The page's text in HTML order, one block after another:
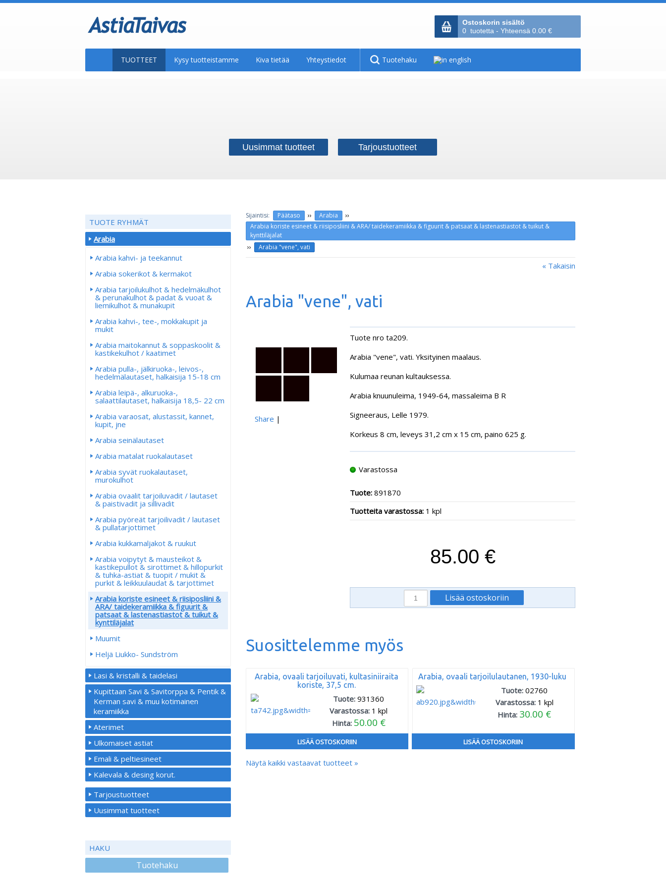
Ostoskorin sisältö
0 tuotetta - Yhteensä 0.00 €
TUOTTEET Kysy tuotteistamme Kiva tietää Yhteystiedot Tuotehaku
Uusimmat tuotteet Tarjoustuotteet
Päätaso ›› Arabia ››
Arabia koriste esineet & riisiposliini & ARA/ taidekeramiikka & figuurit & patsaat & lastenastiastot & tuikut &
kynttiläjalat
›› Arabia "vene", vati
« Takaisin
Arabia "vene", vati
Share |
Tuote nro ta209.
Arabia "vene", vati. Yksityinen maalaus.
Kulumaa reunan kultauksessa.
Arabia knuunuleima, 1949-64, massaleima B R
Signeeraus, Lelle 1979.
Korkeus 8 cm, leveys 31,2 cm x 15 cm, paino 625 g.
Varastossa
Tuote: 891870
Tuotteita varastossa: 1 kpl
85.00 €
Suosittelemme myös
Arabia, ovaali tarjoiluvati, kultasiniiraita
koriste, 37,5 cm.
Tuote:931360
Varastossa: 1 kpl
Hinta: 50.00 €
LISÄÄ OSTOSKORIIN
Arabia, ovaali tarjoilulautanen, 1930-luku
Tuote:02760
Varastossa: 1 kpl
Hinta: 30.00 €
LISÄÄ OSTOSKORIIN
Näytä kaikki vastaavat tuotteet »
TUOTE RYHMÄT
Arabia
Arabia kahvi- ja teekannut
Arabia sokerikot & kermakot
Arabia tarjoilukulhot & hedelmäkulhot
& perunakulhot & padat & vuoat &
liemikulhot & munakupit
Arabia kahvi-, tee-, mokkakupit ja
mukit
Arabia maitokannut & soppaskoolit &
kastikekulhot / kaatimet
Arabia pulla-, jälkiruoka-, leivos-,
hedelmälautaset, halkaisija 15-18 cm
Arabia leipä-, alkuruoka-,
salaattilautaset, halkaisija 18,5- 22 cm
Arabia varaosat, alustassit, kannet,
kupit, jne
Arabia seinälautaset
Arabia matalat ruokalautaset
Arabia syvät ruokalautaset,
murokulhot
Arabia ovaalit tarjoiluvadit / lautaset
& paistivadit ja sillivadit
Arabia pyöreät tarjoilivadit / lautaset
& pullatarjottimet
Arabia kukkamaljakot & ruukut
Arabia voipytyt & mausteikot &
kastikepullot & sirottimet & hillopurkit
& tuhka-astiat & tuopit / mukit &
purkit & leikkuulaudat & tarjottimet
Arabia koriste esineet & riisiposliini &
ARA/ taidekeramiikka & figuurit &
patsaat & lastenastiastot & tuikut &
kynttiläjalat
Muumit
Heljä Liukko- Sundström
Lasi & kristalli & taidelasi
Kupittaan Savi & Savitorppa & Pentik &
Kerman savi & muu kotimainen
keramiikka
Aterimet
Ulkomaiset astiat
Emali & peltiesineet
Kalevala & desing korut.
Tarjoustuotteet
Uusimmat tuotteet
HAKU
Tuotehaku